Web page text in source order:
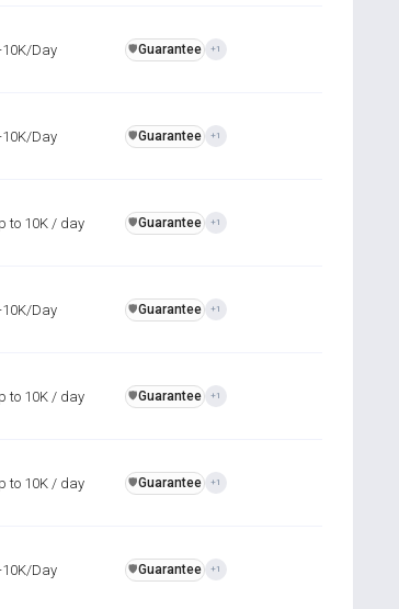
10K/Day ️🛡️Guarantee +1
10K/Day ️🛡️Guarantee +1
to 10K / day ️🛡️Guarantee +1
10K/Day ️🛡️Guarantee +1
to 10K / day ️🛡️Guarantee +1
to 10K / day ️🛡️Guarantee +1
10K/Day ️🛡️Guarantee +1